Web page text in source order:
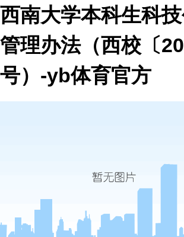
西南大学本科生科
管理办法（西校〔
号）-yb体育官方